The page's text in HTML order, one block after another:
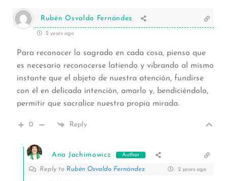
Rubén Osvaldo Fernández
2 years ago
Para reconocer lo sagrado en cada cosa, pienso que
es necesario reconocerse latiendo y vibrando al mismo
instante que el objeto de nuestra atención, fundirse
con él en delicada intención, amarlo y, bendiciéndolo,
permitir que sacralice nuestra propia mirada.
0 Reply
Ana Jachimowicz Author
Reply to Rubén Osvaldo Fernández 2 years ago